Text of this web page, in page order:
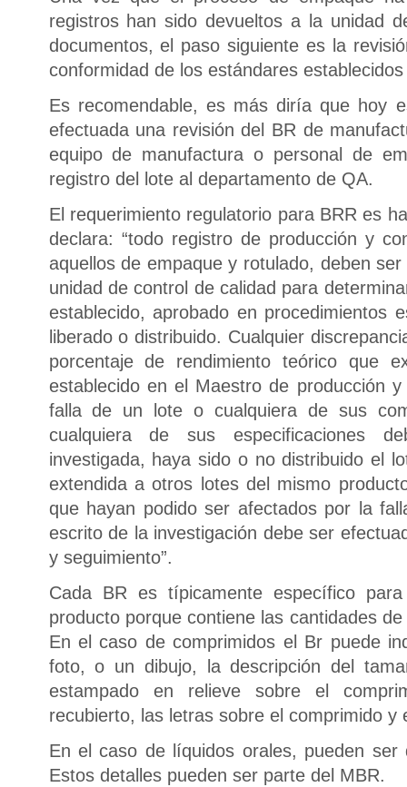
registros han sido devueltos a la unidad
documentos, el paso siguiente es la
conformidad de los estándares
Es recomendable, es más diría que hoy
efectuada una revisión del BR de
equipo de manufactura o personal de
registro del lote al departamento de QA.
El requerimiento regulatorio para BRR es
declara: “todo registro de producción y
aquellos de empaque y rotulado, deben
unidad de control de calidad para
establecido, aprobado en procedimientos
liberado o distribuido. Cualquier
porcentaje de rendimiento teórico que
establecido en el Maestro de producción
falla de un lote o cualquiera de sus
cualquiera de sus especificaciones
investigada, haya sido o no distribuido el
extendida a otros lotes del mismo
que hayan podido ser afectados por la
escrito de la investigación debe ser
y seguimiento”.
Cada BR es típicamente específico
producto porque contiene las cantidades
En el caso de comprimidos el Br puede
foto, o un dibujo, la descripción del
estampado en relieve sobre el
recubierto, las letras sobre el comprimido y
En el caso de líquidos orales, pueden
Estos detalles pueden ser parte del MBR.